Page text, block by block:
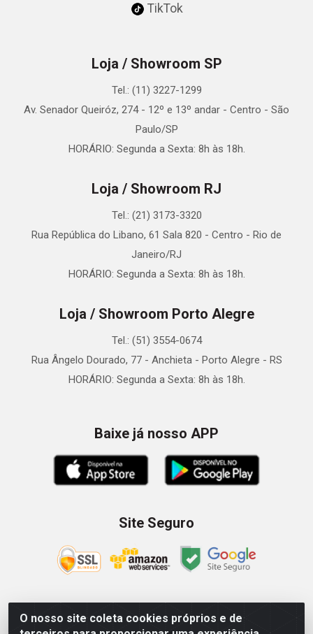
O nosso site coleta cookies próprios e de
TikTok
Loja / Showroom SP
Tel.: (11) 3227-1299
Av. Senador Queiróz, 274 - 12º e 13º andar - Centro - São
Paulo/SP
HORÁRIO: Segunda a Sexta: 8h às 18h.
Loja / Showroom RJ
Tel.: (21) 3173-3320
Rua República do Libano, 61 Sala 820 - Centro - Rio de
Janeiro/RJ
HORÁRIO: Segunda a Sexta: 8h às 18h.
Loja / Showroom Porto Alegre
Tel.: (51) 3554-0674
Rua Ângelo Dourado, 77 - Anchieta - Porto Alegre - RS
HORÁRIO: Segunda a Sexta: 8h às 18h.
Baixe já nosso APP
Site Seguro
Zein Importação e Comércio LTDA - Av. Senador Queiróz, 274